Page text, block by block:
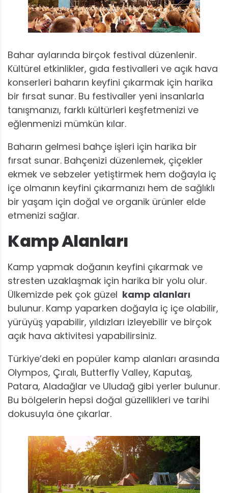
Bahar aylarında birçok festival düzenlenir.
Kültürel etkinlikler, gıda festivalleri ve açık hava
konserleri baharın keyfini çıkarmak için harika
bir fırsat sunar. Bu festivaller yeni insanlarla
tanışmanızı, farklı kültürleri keşfetmenizi ve
eğlenmenizi mümkün kılar.
Baharın gelmesi bahçe işleri için harika bir
fırsat sunar. Bahçenizi düzenlemek, çiçekler
ekmek ve sebzeler yetiştirmek hem doğayla iç
içe olmanın keyfini çıkarmanızı hem de sağlıklı
bir yaşam için doğal ve organik ürünler elde
etmenizi sağlar.
Kamp Alanları
Kamp yapmak doğanın keyfini çıkarmak ve
stresten uzaklaşmak için harika bir yolu olur.
Ülkemizde pek çok güzel kamp alanları
bulunur. Kamp yaparken doğayla iç içe olabilir,
yürüyüş yapabilir, yıldızları izleyebilir ve birçok
açık hava aktivitesi yapabilirsiniz.
Türkiye’deki en popüler kamp alanları arasında
Olympos, Çıralı, Butterfly Valley, Kaputaş,
Patara, Aladağlar ve Uludağ gibi yerler bulunur.
Bu bölgelerin hepsi doğal güzellikleri ve tarihi
dokusuyla öne çıkarlar.